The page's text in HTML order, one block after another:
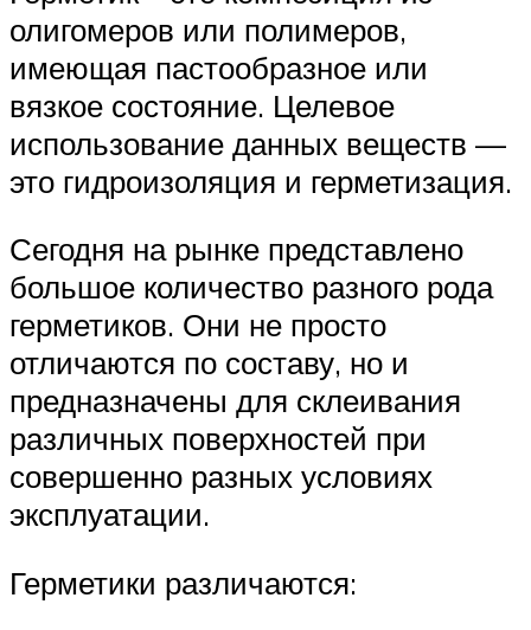
олигомеров или полимеров,
имеющая пастообразное или
вязкое состояние. Целевое
использование данных веществ —
это гидроизоляция и герметизация.
Сегодня на рынке представлено
большое количество разного рода
герметиков. Они не просто
отличаются по составу, но и
предназначены для склеивания
различных поверхностей при
совершенно разных условиях
эксплуатации.
Герметики различаются: